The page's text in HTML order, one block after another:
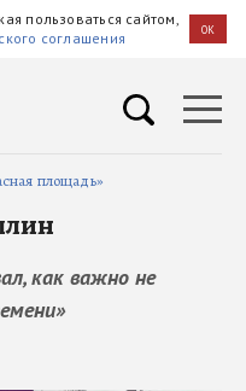
пользоваться сайтом,
соглашения OK
площадь»
как важно не